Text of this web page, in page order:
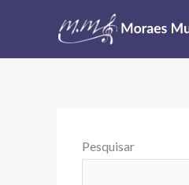
o
Pesquisar